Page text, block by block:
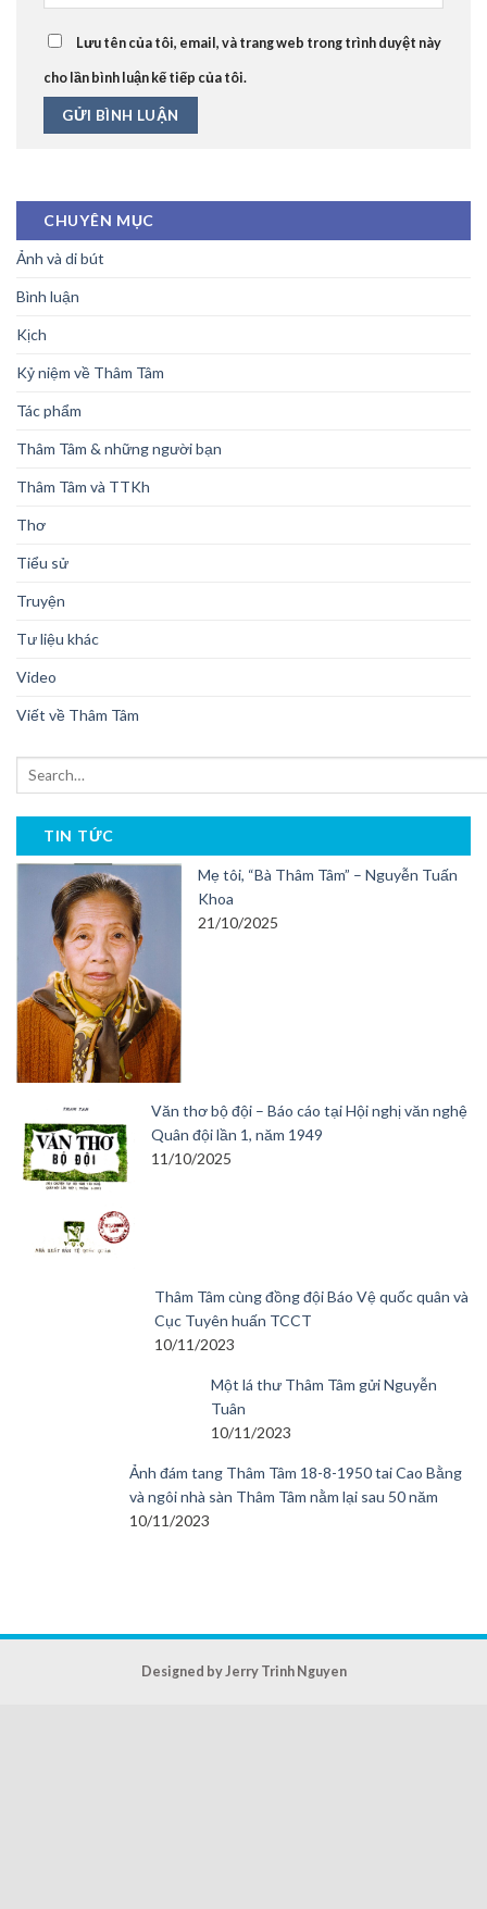
Lưu tên của tôi, email, và trang web trong trình duyệt này
cho lần bình luận kế tiếp của tôi.
CHUYÊN MỤC
Ảnh và di bút
Bình luận
Kịch
Kỷ niệm về Thâm Tâm
Tác phẩm
Thâm Tâm & những người bạn
Thâm Tâm và TTKh
Thơ
Tiểu sử
Truyện
Tư liệu khác
Video
Viết về Thâm Tâm
TIN TỨC
Mẹ tôi, “Bà Thâm Tâm” – Nguyễn Tuấn
Khoa
21/10/2025
Văn thơ bộ đội – Báo cáo tại Hội nghị văn nghệ
Quân đội lần 1, năm 1949
11/10/2025
Thâm Tâm cùng đồng đội Báo Vệ quốc quân và
Cục Tuyên huấn TCCT
10/11/2023
Một lá thư Thâm Tâm gửi Nguyễn
Tuân
10/11/2023
Ảnh đám tang Thâm Tâm 18-8-1950 tai Cao Bằng
và ngôi nhà sàn Thâm Tâm nằm lại sau 50 năm
10/11/2023
Designed by Jerry Trinh Nguyen